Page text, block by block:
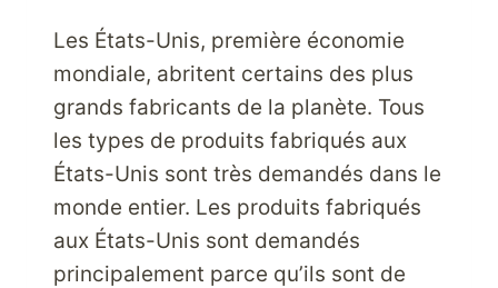
Les États-Unis, première économie
mondiale, abritent certains des plus
grands fabricants de la planète. Tous
les types de produits fabriqués aux
États-Unis sont très demandés dans le
monde entier. Les produits fabriqués
aux États-Unis sont demandés
principalement parce qu’ils sont de